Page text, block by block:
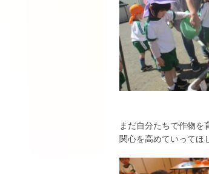
まだ自分たちで作物
関心を高めていってほ